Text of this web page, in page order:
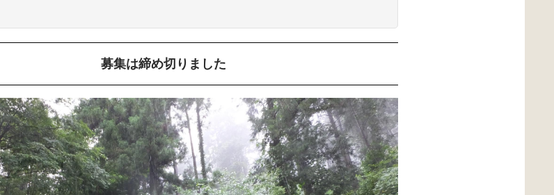
募集は締め切りました